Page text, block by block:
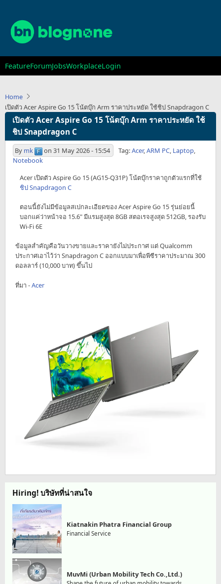
main
content
Main
navigation
FeatureForumJobsWorkplaceLogin
Home
เปิดตัว Acer Aspire Go 15 โน้ตบุ๊ก Arm ราคาประหยัด ใช้ชิป Snapdragon C
เปิดตัว Acer Aspire Go 15 โน้ตบุ๊ก Arm ราคาประหยัด ใช้
ชิป Snapdragon C
By mk on 31 May 2026 - 15:54 Tag:Acer,ARM PC, Laptop,
Notebook
Acer เปิดตัว Aspire Go 15 (AG15-Q31P) โน้ตบุ๊กราคาถูกตัวแรกที่ใช้
ชิป Snapdragon C
ตอนนี้ยังไม่มีข้อมูลสเปกละเอียดของ Acer Aspire Go 15 รุ่นย่อยนี้
บอกแค่ว่าหน้าจอ 15.6" มีแรมสูงสุด 8GB สตอเรจสูงสุด 512GB, รองรับ
Wi-Fi 6E
ข้อมูลสำคัญคือวันวางขายและราคายังไม่ประกาศ แต่ Qualcomm
ประกาศเอาไว้ว่า Snapdragon C ออกแบบมาเพื่อพีซีราคาประมาณ 300
ดอลลาร์ (10,000 บาท) ขึ้นไป
ที่มา -Acer
Hiring! บริษัทที่น่าสนใจ
Kiatnakin Phatra Financial Group
Financial Service
MuvMi (Urban Mobility Tech Co.,Ltd.)